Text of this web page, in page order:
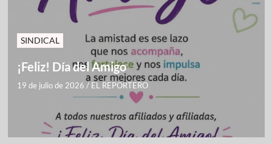
SINDICAL
¡Feliz! Día del Amigo
19 de julio de 2026 / EL REPORTERO